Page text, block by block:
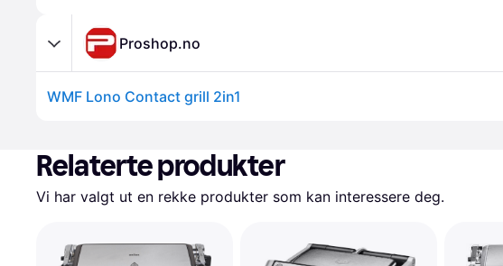
Proshop.no
WMF Lono Contact grill 2in1
Relaterte produkter
Vi har valgt ut en rekke produkter som kan interessere deg.